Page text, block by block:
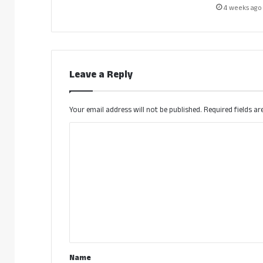
4 weeks ago
Leave a Reply
Your email address will not be published. Required fields
*Name